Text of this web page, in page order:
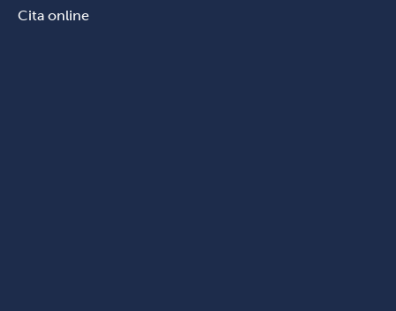
Cita online